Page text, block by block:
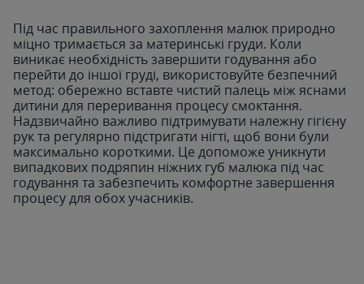
Під час правильного захоплення малюк природно
міцно тримається за материнські груди. Коли
виникає необхідність завершити годування або
перейти до іншої груді, використовуйте безпечний
метод: обережно вставте чистий палець між яснами
дитини для переривання процесу смоктання.
Надзвичайно важливо підтримувати належну гігієну
рук та регулярно підстригати нігті, щоб вони були
максимально короткими. Це допоможе уникнути
випадкових подряпин ніжних губ малюка під час
годування та забезпечить комфортне завершення
процесу для обох учасників.